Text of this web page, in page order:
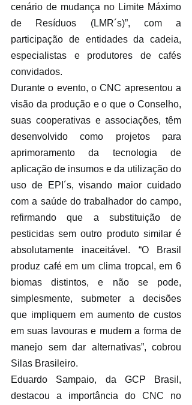
cenário de mudança no Limite Máximo
de Resíduos (LMR´s)”, com a
participação de entidades da cadeia,
especialistas e produtores de cafés
convidados.
Durante o evento, o CNC apresentou a
visão da produção e o que o Conselho,
suas cooperativas e associações, têm
desenvolvido como projetos para
aprimoramento da tecnologia de
aplicação de insumos e da utilização do
uso de EPI´s, visando maior cuidado
com a saúde do trabalhador do campo,
refirmando que a substituição de
pesticidas sem outro produto similar é
absolutamente inaceitável. “O Brasil
produz café em um clima tropcal, em 6
biomas distintos, e não se pode,
simplesmente, submeter a decisões
que impliquem em aumento de custos
em suas lavouras e mudem a forma de
manejo sem dar alternativas”, cobrou
Silas Brasileiro.
Eduardo Sampaio, da GCP Brasil,
destacou a importância do CNC no